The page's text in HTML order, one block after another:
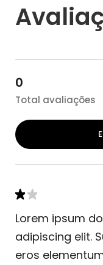
0
Total avaliações
Lorem ipsum
adipiscing elit.
eros